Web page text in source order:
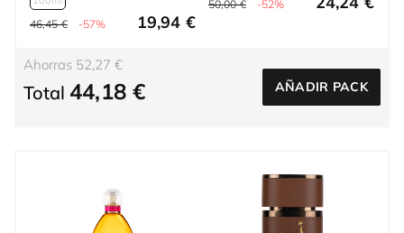
46,45 € -57% 19,94 €
50,00 € -52%
Ahorras 52,27 €
Total 44,18 € AÑADIR PACK